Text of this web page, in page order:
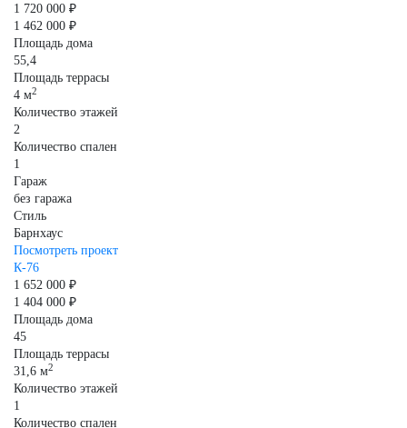
1 720 000 ₽
1 462 000 ₽
Площадь дома
55,4
Площадь террасы
4 м2
Количество этажей
2
Количество спален
1
Гараж
без гаража
Стиль
Барнхаус
Посмотреть проект
К-76
1 652 000 ₽
1 404 000 ₽
Площадь дома
45
Площадь террасы
31,6 м2
Количество этажей
1
Количество спален